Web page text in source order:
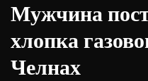
Мужчина
хлопка
Челнах